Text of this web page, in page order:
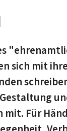
sich mit
Für